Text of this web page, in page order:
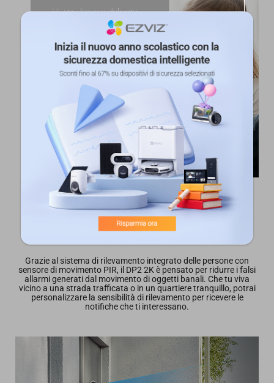
Il rilevamento intelligente fornisce
tutte le informazioni che occorrono
Grazie al sistema di rilevamento integrato delle persone con
sensore di movimento PIR, il DP2 2K è pensato per ridurre i falsi
allarmi generati dal movimento di oggetti banali. Che tu viva
vicino a una strada trafficata o in un quartiere tranquillo, potrai
personalizzare la sensibilità di rilevamento per ricevere le
notifiche che ti interessano.